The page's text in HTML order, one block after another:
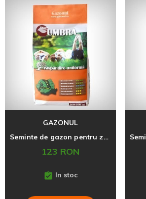
GAZONUL
Seminte de gazon pentru zone cu umbra, 4 kg
123 RON
In stoc